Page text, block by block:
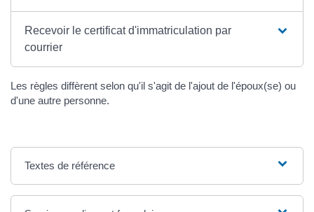
Recevoir le certificat d'immatriculation par
courrier
Les règles diffèrent selon qu'il s'agit de l'ajout de l'époux(se) ou
d'une autre personne.
Textes de référence